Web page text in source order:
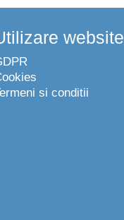
website
si conditii